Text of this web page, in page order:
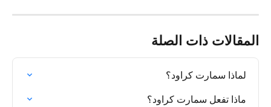
المقالات ذات الصلة
لماذا سمارت كراود؟
ماذا تفعل سمارت كراود؟